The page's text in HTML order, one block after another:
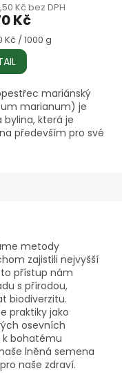
Kč bez DPH
Kč
Kč / 1000 g
mariánský
marianum) je
bylina, která je
především pro své
metody
zajistili nejvyšší
přístup nám
s přírodou,
biodiverzitu.
praktiky jako
osevních
k bohatému
lněná semena
naše zdraví.